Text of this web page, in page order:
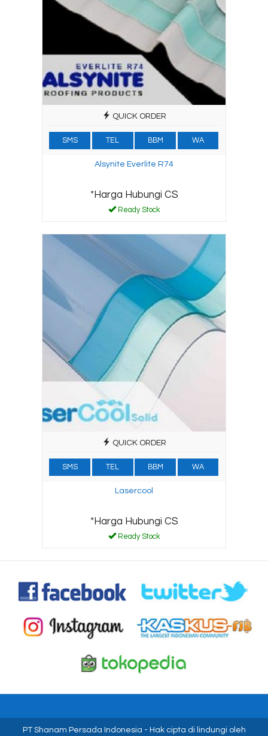
QUICK ORDER
SMS TEL BBM WA
Alsynite Everlite R74
*Harga Hubungi CS
Ready Stock
QUICK ORDER
SMS TEL BBM WA
Lasercool
*Harga Hubungi CS
Ready Stock
PT Shanam Persada Indonesia - Hak cipta di lindungi oleh